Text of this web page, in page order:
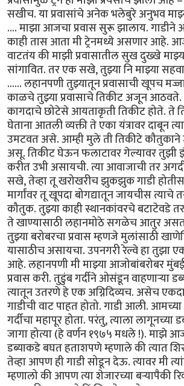
सखीच. या प्रवासांचे अनेक भलेबुरे अनुभव
.... माझा आजचा प्रवास सुरू झालाय.
काही तास आता मी ट्रेनमध्ये असणार आहे.
वाटतंय की माझी प्रवासातील सुख दुख्खे
सांगावित. तर एक सखे, तुझ्या नि माझ्या
...... लहानपणी तुझ्यातून प्रवासाची खूपच
काळचे तुझ्या प्रवासाचे तिकीट अजून आठवते.
कागदाचे छोटेसे आयताकृती तिकीट होते. ते
घेताना आतली व्यक्ती ते एका यंत्रावर दाबून
उमटवत असे. आम्ही मुले ती तिकीटे
असू. तिकीट घेऊन फलाटावर गेल्यावर तुझी
करीत उभी असायची. त्या आवाजाची तर
सखे, तेव्हा तू खरोखरीच झुकझुक गाडी
मार्गांवर तू खूपदा बोगद्यातून जायचीस त्याचे
कौतुक. तुझ्या काही स्थानकांवरचे बटाटेवडे
ते खाण्यासाठी लहानमोठे सगळेच आतुर
तुझ्या बरोबरचा प्रवास म्हणजे मुलांसाठी
यासाठीच असायचा. उपनगरी रेल्वे हा तुझा
आहे. लहानपणी मी माझ्या आजोबांबरोबर
प्रवास करी. तुडुंब गर्दीने ओसंडून वाहणाऱ्या
त्यातून उतरणे हे एक अग्निदिव्यच. असेच
गाडीची वाट पाहत होतो. गाडी आली.
गर्दीचा महापूर होता. परंतु, त्याला लागूनच्या
जागा होत्या (हे वर्णन १९७५ मधले !). माझे
डब्याकडे बघत हताशपणे म्हणाले की त्यात
तेव्हा आपण ही गाडी सोडून देऊ. त्यावर मी
म्हणालो की आपण त्या शेजारच्या बऱ्यापैकी